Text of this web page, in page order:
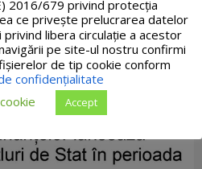
2016/679 privind protecția
ce privește prelucrarea datelor
libera circulație a acestor
pe site-ul nostru confirmi
de tip cookie conform
confidențialitate
Accept